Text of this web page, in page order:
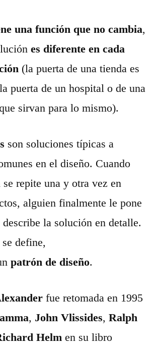
una función que no cambia,
es diferente en cada
(la puerta de una tienda es
puerta de un hospital o de una
sirvan para lo mismo).
son soluciones típicas a
en el diseño. Cuando
repite una y otra vez en
alguien finalmente le pone
la solución en detalle.
define,
patrón de diseño.
fue retomada en 1995
, John Vlissides, Ralph
Helm en su libro